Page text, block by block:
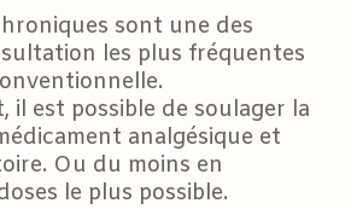
sont une des
les plus fréquentes
il est possible de soulager la
analgésique et
Ou du moins en
le plus possible.